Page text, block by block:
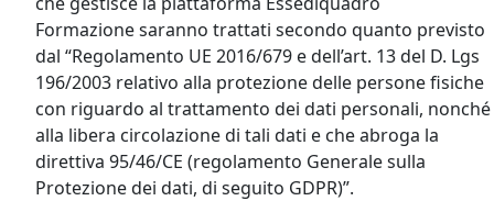
Formazione saranno trattati secondo quanto previsto
dal “Regolamento UE 2016/679 e dell’art. 13 del D. Lgs
196/2003 relativo alla protezione delle persone fisiche
con riguardo al trattamento dei dati personali, nonché
alla libera circolazione di tali dati e che abroga la
direttiva 95/46/CE (regolamento Generale sulla
Protezione dei dati, di seguito GDPR)”.